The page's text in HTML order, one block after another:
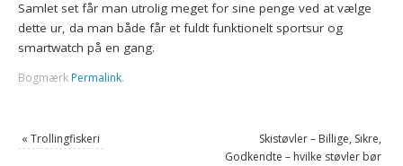
Samlet set får man utrolig meget for sine penge ved at vælge
dette ur, da man både får et fuldt funktionelt sportsur og
smartwatch på en gang.
Bogmærk Permalink.
« Trollingfiskeri
Skistøvler – Billige, Sikre,
Godkendte – hvilke støvler bør